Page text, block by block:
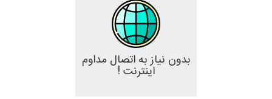
بدون نیاز به اتصال مداوم
اینترنت !